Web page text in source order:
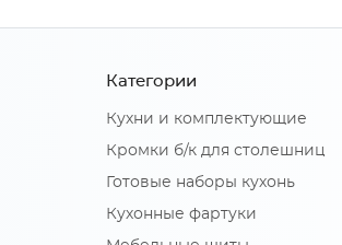
Категории
Кухни и комплектующие
Кромки б/к для столешниц
Готовые наборы кухонь
Кухонные фартуки